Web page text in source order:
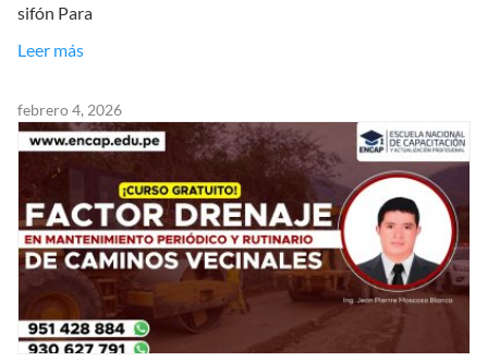
sifón Para
Leer más
febrero 4, 2026